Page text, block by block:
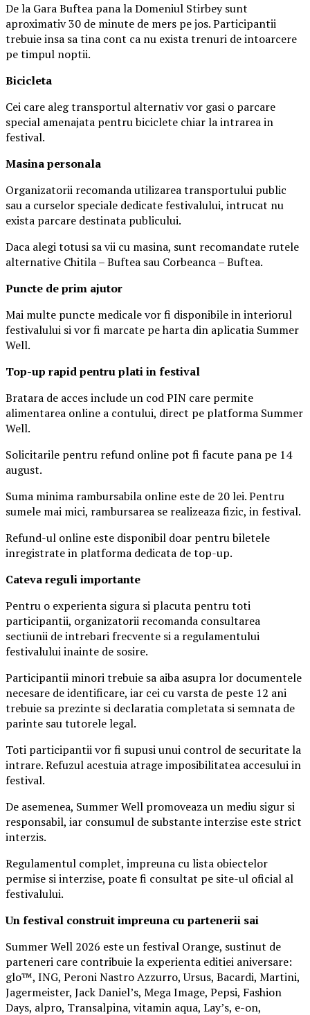
De la Gara Buftea pana la Domeniul Stirbey sunt
aproximativ 30 de minute de mers pe jos. Participantii
trebuie insa sa tina cont ca nu exista trenuri de intoarcere
pe timpul noptii.
Bicicleta
Cei care aleg transportul alternativ vor gasi o parcare
special amenajata pentru biciclete chiar la intrarea in
festival.
Masinapersonala
Organizatorii recomanda utilizarea transportului public
sau a curselor speciale dedicate festivalului, intrucat nu
exista parcare destinata publicului.
Daca alegi totusi sa vii cu masina, sunt recomandate rutele
alternative Chitila – Buftea sau Corbeanca – Buftea.
Puncte de prim ajutor
Mai multe puncte medicale vor fi disponibile in interiorul
festivalului si vor fi marcate pe harta din aplicatia Summer
Well.
Top-up rapid pentru plati in festival
Bratara de acces include un cod PIN care permite
alimentarea online a contului, direct pe platforma Summer
Well.
Solicitarile pentru refund online pot fi facute pana pe 14
august.
Suma minima rambursabila online este de 20 lei. Pentru
sumele mai mici, rambursarea se realizeaza fizic, in festival.
Refund-ul online este disponibil doar pentru biletele
inregistrate in platforma dedicata de top-up.
Cateva reguli importante
Pentru o experienta sigura si placuta pentru toti
participantii, organizatorii recomanda consultarea
sectiunii de intrebari frecvente si a regulamentului
festivalului inainte de sosire.
Participantii minori trebuie sa aiba asupra lor documentele
necesare de identificare, iar cei cu varsta de peste 12 ani
trebuie sa prezinte si declaratia completata si semnata de
parinte sau tutorele legal.
Toti participantii vor fi supusi unui control de securitate la
intrare. Refuzul acestuia atrage imposibilitatea accesului in
festival.
De asemenea, Summer Well promoveaza un mediu sigur si
responsabil, iar consumul de substante interzise este strict
interzis.
Regulamentul complet, impreuna cu lista obiectelor
permise si interzise, poate fi consultat pe site-ul oficial al
festivalului.
Un festival construitimpreuna cu partenerii sai
Summer Well 2026 este un festival Orange, sustinut de
parteneri care contribuie la experienta editiei aniversare:
glo™, ING, Peroni Nastro Azzurro, Ursus, Bacardi, Martini,
Jagermeister, Jack Daniel’s, Mega Image, Pepsi, Fashion
Days, alpro, Transalpina, vitamin aqua, Lay’s, e-on,